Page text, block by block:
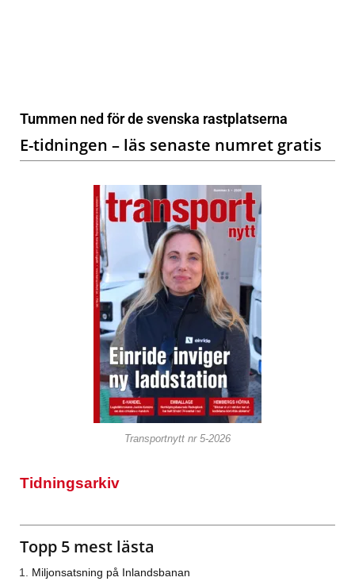
Tummen ned för de svenska rastplatserna
E-tidningen – läs senaste numret gratis
Transportnytt nr 5-2026
Tidningsarkiv
Topp 5 mest lästa
Miljonsatsning på Inlandsbanan